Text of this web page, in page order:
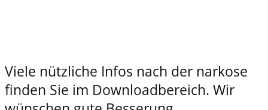
Viele nützliche Infos nach der narkose
finden Sie im Downloadbereich. Wir